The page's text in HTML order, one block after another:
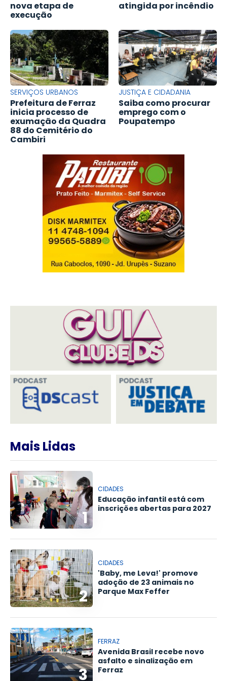
nova etapa de
execução
atingida por incêndio
SERVIÇOS URBANOS
Prefeitura de Ferraz
inicia processo de
exumação da Quadra
88 do Cemitério do
Cambiri
JUSTIÇA E CIDADANIA
Saiba como procurar
emprego com o
Poupatempo
Mais Lidas
1
CIDADES
Educação infantil está com
inscrições abertas para 2027
2
CIDADES
'Baby, me Leva!' promove
adoção de 23 animais no
Parque Max Feffer
3
FERRAZ
Avenida Brasil recebe novo
asfalto e sinalização em
Ferraz